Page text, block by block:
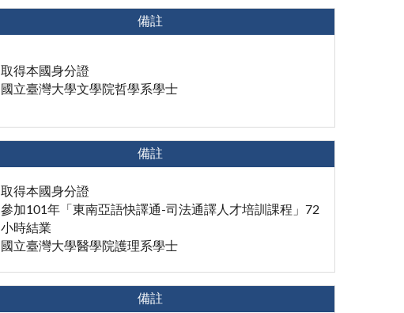
備註
取得本國身分證
國立臺灣大學文學院哲學系學士
備註
取得本國身分證
參加101年「東南亞語快譯通-司法通譯人才培訓課程」72
小時結業
國立臺灣大學醫學院護理系學士
備註